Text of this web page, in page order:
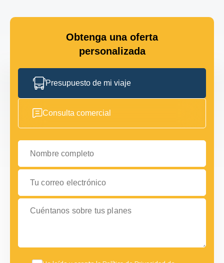
Obtenga una oferta
personalizada
Presupuesto de mi viaje
Consulta comercial
Nombre completo
Tu correo electrónico
Cuéntanos sobre tus planes